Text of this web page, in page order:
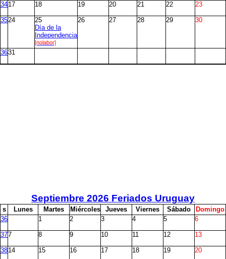
3417 18 19 20 21 22 23
3524
25
Día de la
Independencia
[nolabor]
26 27 28 29 30
3631
Septiembre 2026 Feriados Uruguay
s Lunes Martes Miércoles Jueves Viernes Sábado Domingo
36
1 2 3 4 5 6
377 8 9 10 11 12 13
3814 15 16 17 18 19 20